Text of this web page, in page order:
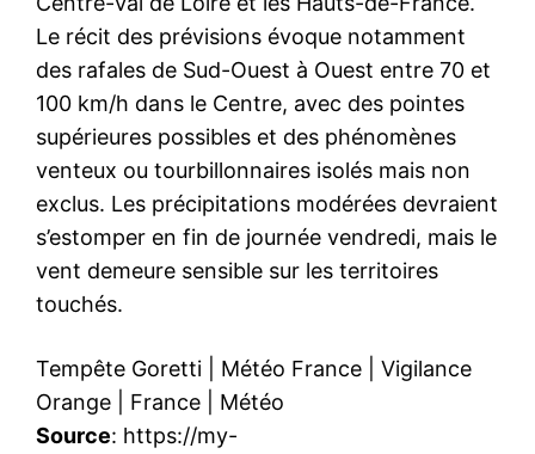
Le récit des prévisions évoque notamment
des rafales de Sud-Ouest à Ouest entre 70 et
100 km/h dans le Centre, avec des pointes
supérieures possibles et des phénomènes
venteux ou tourbillonnaires isolés mais non
exclus. Les précipitations modérées devraient
s’estomper en fin de journée vendredi, mais le
vent demeure sensible sur les territoires
touchés.
Tempête Goretti Météo France
Vigilance
Orange
France
Météo
Source: https://my-